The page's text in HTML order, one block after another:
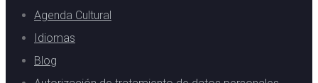
Agenda Cultural
Idiomas
Blog